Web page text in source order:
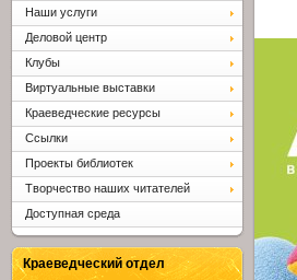
Наши услуги
Деловой центр
Клубы
Виртуальные выставки
Краеведческие ресурсы
Ссылки
Проекты библиотек
Творчество наших читателей
Доступная среда
Краеведческий отдел